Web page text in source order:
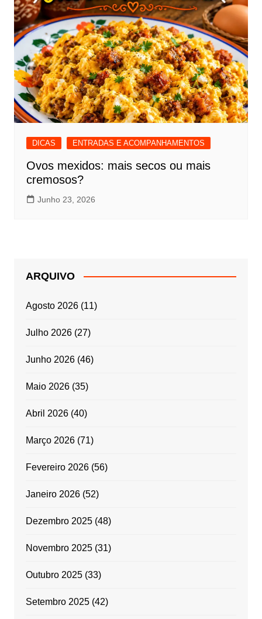
DICAS ENTRADAS E ACOMPANHAMENTOS
Ovos mexidos: mais secos ou mais
cremosos?
Junho 23, 2026
ARQUIVO
Agosto 2026(11)
Julho 2026(27)
Junho 2026(46)
Maio 2026(35)
Abril 2026(40)
Março 2026(71)
Fevereiro 2026(56)
Janeiro 2026(52)
Dezembro 2025(48)
Novembro 2025(31)
Outubro 2025(33)
Setembro 2025(42)